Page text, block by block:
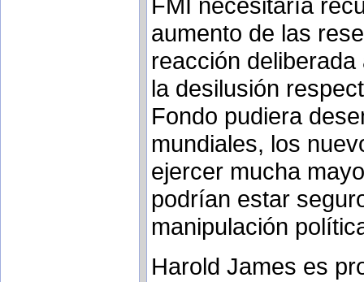
FMI necesitaría
aumento de las
reacción
la desilusión
Fondo pudiera
mundiales, los
ejercer mucha
podrían estar
manipulación
Harold James es